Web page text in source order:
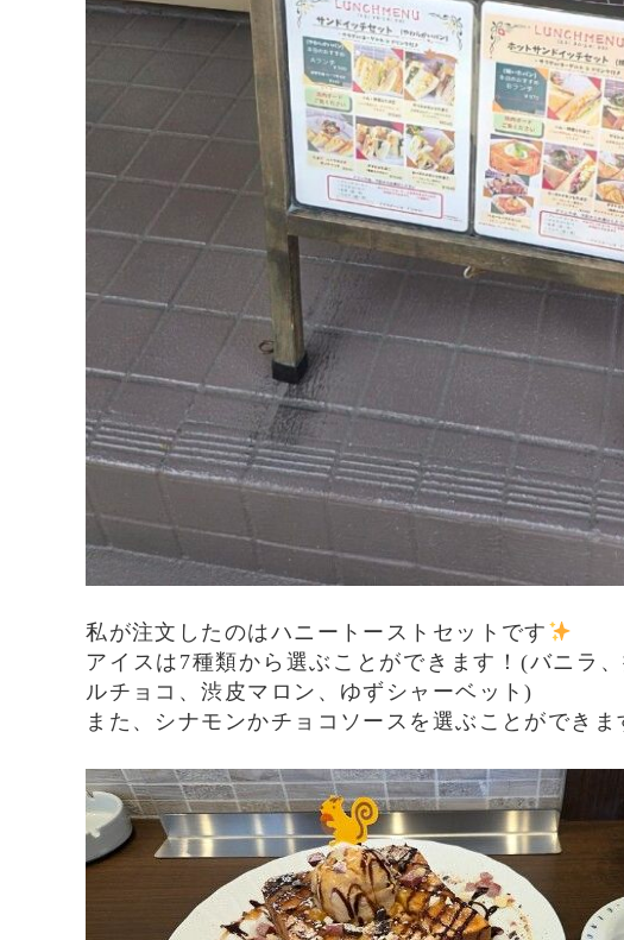
私が注文したのはハニートーストセットです
アイスは7種類から選ぶことができます！(バニラ
ルチョコ、渋皮マロン、ゆずシャーベット)
また、シナモンかチョコソースを選ぶことができま